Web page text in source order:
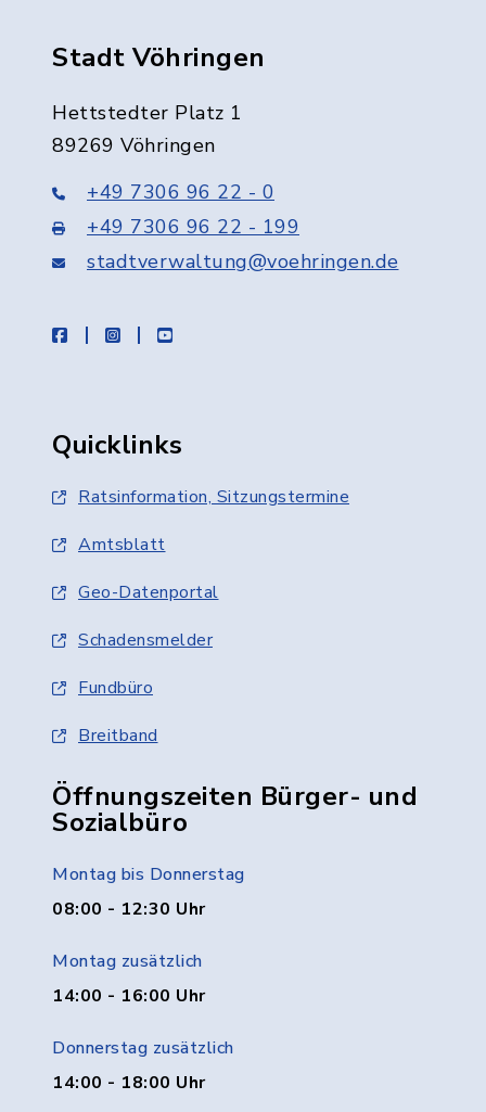
Stadt Vöhringen
Hettstedter Platz 1
89269 Vöhringen
+49 7306 96 22 - 0
+49 7306 96 22 - 199
stadtverwaltung@voehringen.de
facebookinstagramyoutube
Quicklinks
Ratsinformation, Sitzungstermine
Amtsblatt
Geo-Datenportal
Schadensmelder
Fundbüro
Breitband
Öffnungszeiten Bürger- und
Sozialbüro
Montag bis Donnerstag
08:00 - 12:30 Uhr
Montag zusätzlich
14:00 - 16:00 Uhr
Donnerstag zusätzlich
14:00 - 18:00 Uhr